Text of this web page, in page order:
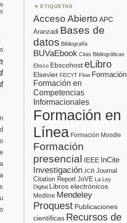
en
Symposium:
Tips
and
Best
Practices
to
Editors:
28
septiembre
ETIQUETAS
Acceso Abierto APC
Aranzadi Bases de
datos Bibliografía
BUVaEbook Citas Bibliográficas
Ebsco EbscohosteLibro
Elsevier FECYT Flow Formación
Formación en
Competencias
Informacionales
Formación en
Línea Formación Moodle
Formación
presencial IEEE InCite
Investigación JCR Journal
Citation Report JoVE La Ley
Digital Libros electrónicos
Medline Mendeley
Proquest Publicaciones
científicas Recursos de